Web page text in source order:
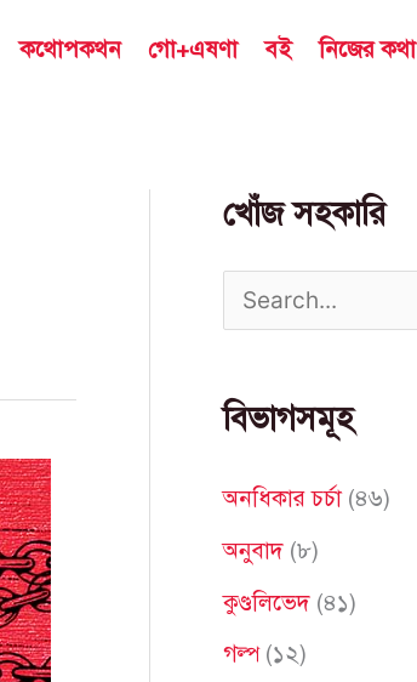
কথোপকথন গো+এষণা বই নিজের কথা
খোঁজ সহকারি
a
c
h
বিভাগসমূহ
অনধিকার চর্চা(৪৬)
অনুবাদ (৮)
কুণ্ডলিভেদ (৪১)
গল্প(১২)